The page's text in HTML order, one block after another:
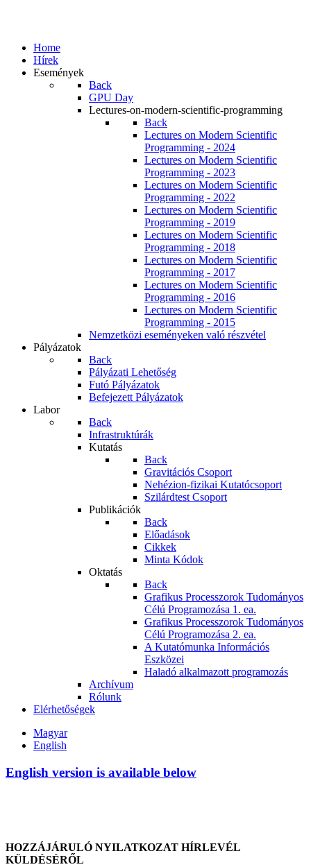
Home
Hírek
Események
Back
GPU Day
Lectures-on-modern-scientific-programming
Back
Lectures on Modern Scientific
Programming - 2024
Lectures on Modern Scientific
Programming - 2023
Lectures on Modern Scientific
Programming - 2022
Lectures on Modern Scientific
Programming - 2019
Lectures on Modern Scientific
Programming - 2018
Lectures on Modern Scientific
Programming - 2017
Lectures on Modern Scientific
Programming - 2016
Lectures on Modern Scientific
Programming - 2015
Nemzetközi eseményeken való részvétel
Pályázatok
Back
Pályázati Lehetőség
Futó Pályázatok
Befejezett Pályázatok
Labor
Back
Infrastruktúrák
Kutatás
Back
Gravitációs Csoport
Nehézion-fizikai Kutatócsoport
Szilárdtest Csoport
Publikációk
Back
Előadások
Cikkek
Minta Kódok
Oktatás
Back
Grafikus Processzorok Tudományos
Célú Programozása 1. ea.
Grafikus Processzorok Tudományos
Célú Programozása 2. ea.
A Kutatómunka Információs
Eszközei
Haladó alkalmazott programozás
Archívum
Rólunk
Elérhetőségek
Magyar
English
English version is available below
HOZZÁJÁRULÓ NYILATKOZAT HÍRLEVÉL
KÜLDÉSÉRŐL